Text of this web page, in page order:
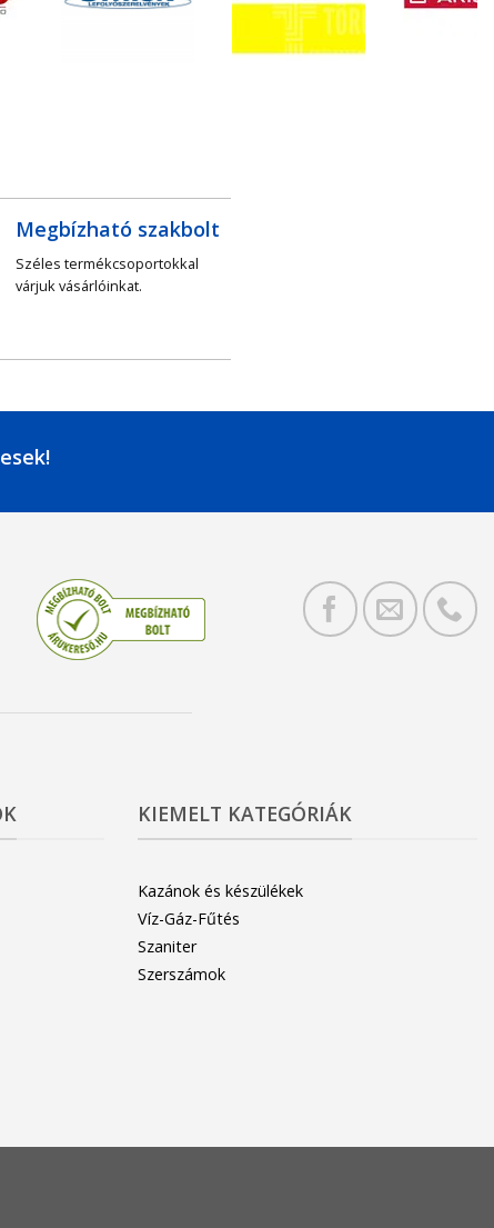
Megbízható szakbolt
Széles termékcsoportokkal
várjuk vásárlóinkat.
KIEMELT KATEGÓRIÁK
Kazánok és készülékek
Víz-Gáz-Fűtés
Szaniter
Szerszámok